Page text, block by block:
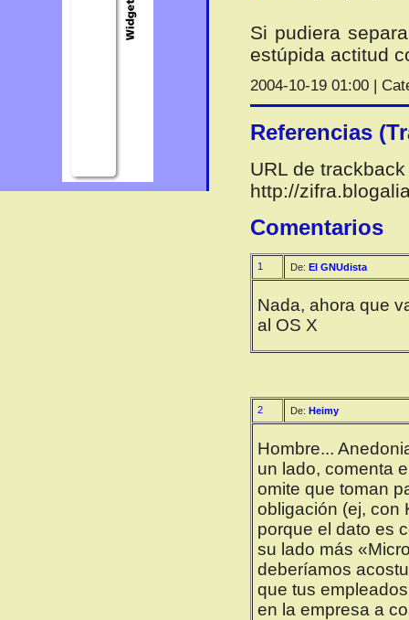
Si pudiera
estúpida actitud
2004-10-19 01:00 |
Referencias
URL de
http://
Comentarios
1 De: El GNUdista
Nada, ahora que
al OS X
2 De: Heimy
Hombre...
un lado, comenta
omite que toman
obligación (ej, con
porque el dato es
su lado más
deberíamos
que tus
en la empresa a